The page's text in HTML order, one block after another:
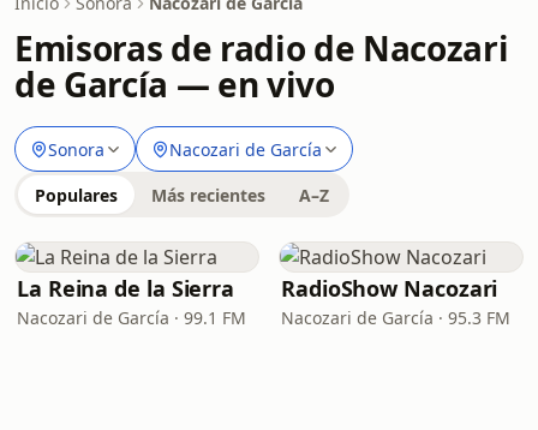
Emisoras de radio de Nacozari
de García — en vivo
Sonora Nacozari de García
Populares Más recientes A–Z
La Reina de la Sierra
Nacozari de García · 99.1 FM
RadioShow Nacozari
Nacozari de García · 95.3 FM